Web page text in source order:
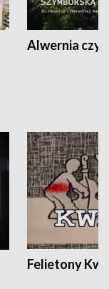
Alwernia
Felietony